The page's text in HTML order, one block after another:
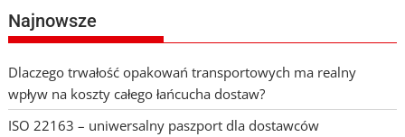
Najnowsze
Dlaczego trwałość opakowań transportowych ma realny
wpływ na koszty całego łańcucha dostaw?
ISO 22163 – uniwersalny paszport dla dostawców